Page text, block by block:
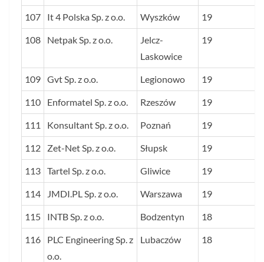
107 It 4 Polska Sp. z o.o. Wyszków 19
108 Netpak Sp. z o.o.
Jelcz-
Laskowice
19
109 Gvt Sp. z o.o. Legionowo 19
110 Enformatel Sp. z o.o. Rzeszów 19
111 Konsultant Sp. z o.o. Poznań 19
112 Zet-Net Sp. z o.o. Słupsk 19
113 Tartel Sp. z o.o. Gliwice 19
114 JMDI.PL Sp. z o.o. Warszawa 19
115 INTB Sp. z o.o. Bodzentyn 18
116
PLC Engineering Sp. z
o.o.
Lubaczów 18